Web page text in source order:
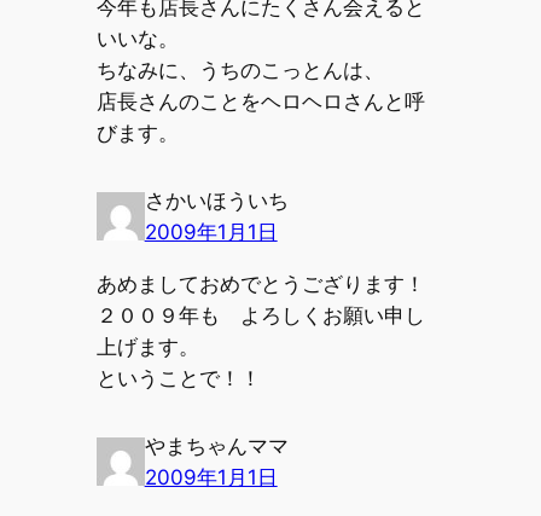
今年も店長さんにたくさん会えると
いいな。
ちなみに、うちのこっとんは、
店長さんのことをヘロヘロさんと呼
びます。
さかいほういち
2009年1月1日
あめましておめでとうござります！
２００９年も よろしくお願い申し
上げます。
ということで！！
やまちゃんママ
2009年1月1日